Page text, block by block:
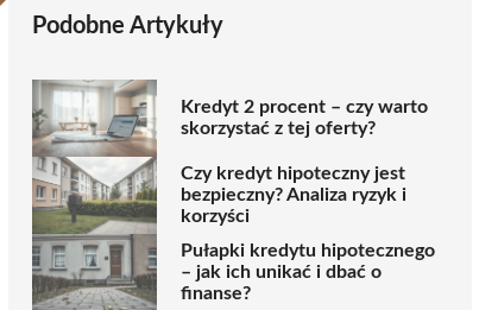
Podobne Artykuły
Kredyt 2 procent – czy warto
skorzystać z tej oferty?
Czy kredyt hipoteczny jest
bezpieczny? Analiza ryzyk i
korzyści
Pułapki kredytu hipotecznego
– jak ich unikać i dbać o
finanse?